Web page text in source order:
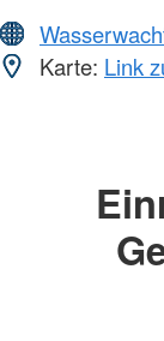
Karte: Link